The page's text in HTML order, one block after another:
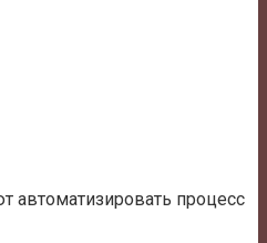
автоматизировать процесс